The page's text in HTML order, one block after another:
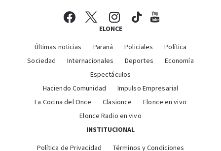
ELONCE
Últimas noticias Paraná Policiales
Política
Sociedad
Internacionales Deportes
Economía
Espectáculos
Haciendo Comunidad
Impulso Empresarial
La Cocina del Once
Clasionce
Elonce en vivo
Elonce Radio en vivo
INSTITUCIONAL
Política de Privacidad Términos y Condiciones